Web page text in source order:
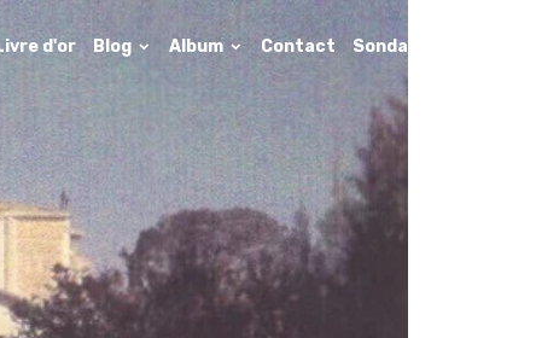
d'or Blog Album Contact Sondages